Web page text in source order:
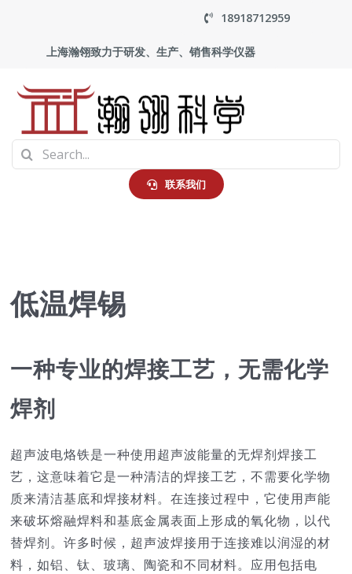
content
18918712959
上海瀚翎致力于研发、生产、销售科学仪器
首页
技术服务
Search
for:
联系我们
低温焊锡
一种专业的焊接工艺，无需化学
焊剂
超声波电烙铁是一种使用超声波能量的无焊剂焊接工
艺，这意味着它是一种清洁的焊接工艺，不需要化学物
质来清洁基底和焊接材料。在连接过程中，它使用声能
来破坏熔融焊料和基底金属表面上形成的氧化物，以代
替焊剂。许多时候，超声波焊接用于连接难以润湿的材
料，如铝、钛、玻璃、陶瓷和不同材料。应用包括电